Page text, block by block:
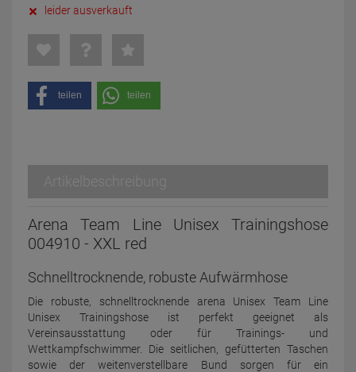
leider ausverkauft
teilen teilen
Artikelbeschreibung
Arena Team Line Unisex Trainingshose
004910 - XXL red
Schnelltrocknende, robuste Aufwärmhose
Die robuste, schnelltrocknende arena Unisex Team Line
Unisex Trainingshose ist perfekt geeignet als
Vereinsausstattung oder für Trainings- und
Wettkampfschwimmer. Die seitlichen, gefütterten Taschen
sowie der weitenverstellbare Bund sorgen für ein